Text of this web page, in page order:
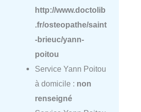
http://www.doctolib
.fr/osteopathe/saint
-brieuc/yann-
poitou
Service Yann Poitou
à domicile : non
renseigné